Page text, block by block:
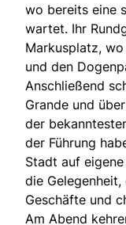
wo bereits eine
wartet. Ihr
Markusplatz,
und den
Anschließend
Grande und
der
der Führung
Stadt auf
die
Geschäfte und
Am Abend